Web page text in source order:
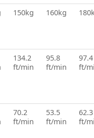
150kg 160kg
134.2
ft/min
95.8
ft/min
97.4
ft/
70.2
ft/min
53.5
ft/min
62.3
ft/